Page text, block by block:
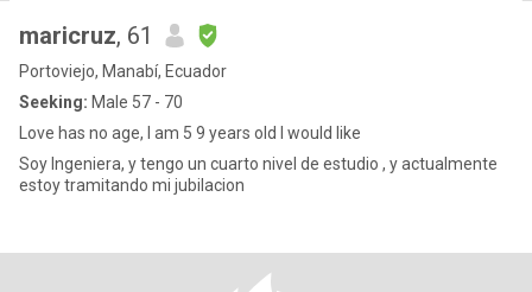
maricruz, 61
Portoviejo, Manabí, Ecuador
Seeking: Male 57 - 70
Love has no age, I am 5 9 years old I would like
Soy Ingeniera, y tengo un cuarto nivel de estudio , y actualmente
estoy tramitando mi jubilacion